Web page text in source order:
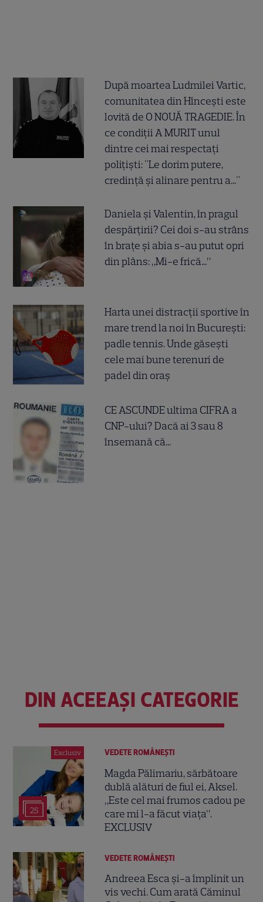
După moartea Ludmilei Vartic,
comunitatea din Hîncești este
lovită de O NOUĂ TRAGEDIE. În
ce condiții A MURIT unul
dintre cei mai respectați
polițiști: "Le dorim putere,
credință și alinare pentru a..."
Daniela și Valentin, în pragul
despărțirii? Cei doi s-au strâns
în brațe și abia s-au putut opri
din plâns: „Mi-e frică...”
Harta unei distracții sportive în
mare trend la noi în București:
padle tennis. Unde găsești
cele mai bune terenuri de
padel din oraș
CE ASCUNDE ultima CIFRA a
CNP-ului? Dacă ai 3 sau 8
însemană că...
DIN ACEEAȘI CATEGORIE
Exclusiv
25
VEDETE ROMÂNEŞTI
Magda Pălimariu, sărbătoare
dublă alături de fiul ei, Aksel.
„Este cel mai frumos cadou pe
care mi l-a făcut viața”.
EXCLUSIV
VEDETE ROMÂNEŞTI
Andreea Esca și-a împlinit un
vis vechi. Cum arată Căminul